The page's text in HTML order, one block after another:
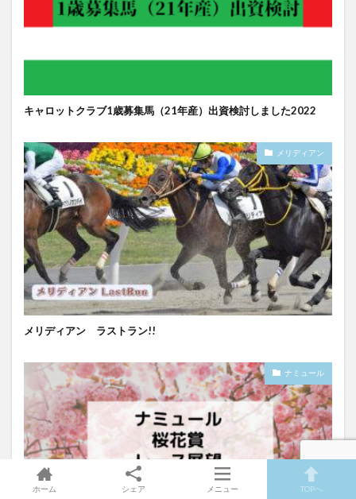
キャロットクラブ1歳募集馬（21年産）出資検討しました2022
メリディアン
メリディアン ラストラン!!
ナミュール
ホーム シェア メニュー TOPへ